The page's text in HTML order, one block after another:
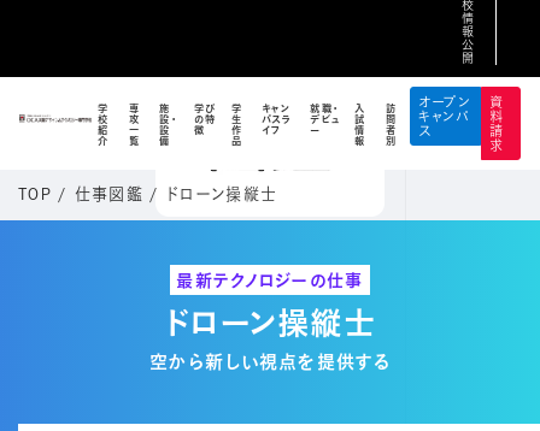
校
情
報
公
開
学
校
紹
介
専
攻
一
覧
施
設・
設
備
学び
の特
徴
学
生
作
品
キャン
パスラ
イフ
就職・
デビュ
ー
入
試
情
報
訪
問
者
別
オープン
キャンパ
ス
資
料
請
求
TOP / 仕事図鑑 / ドローン操縦士
最新テクノロジーの仕事
ドローン操縦士
空から新しい視点を提供する